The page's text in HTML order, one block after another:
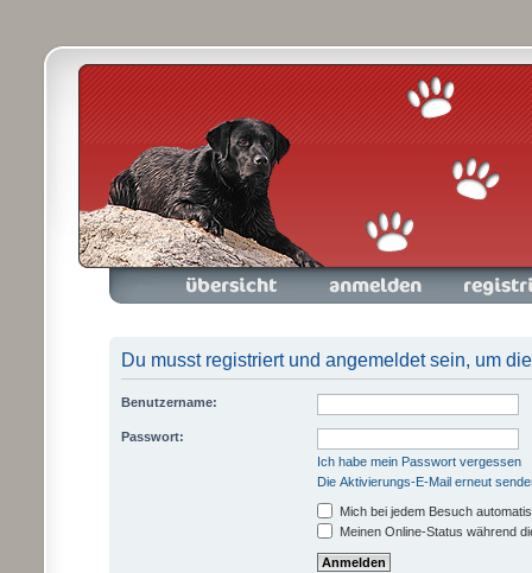
Foren-Übersicht Anmelden Registrieren
Du musst registriert und angemeldet sein, um
Benutzername:
Passwort:
Ich habe mein Passwort vergessen
Die Aktivierungs-E-Mail erneut
Mich bei jedem Besuch
Meinen Online-Status während